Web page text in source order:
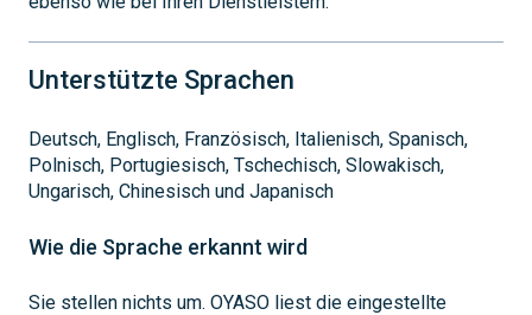
Unterstützte Sprachen
Deutsch, Englisch, Französisch, Italienisch, Spanisch,
Polnisch, Portugiesisch, Tschechisch, Slowakisch,
Ungarisch, Chinesisch und Japanisch
Wie die Sprache erkannt wird
Sie stellen nichts um. OYASO liest die eingestellte